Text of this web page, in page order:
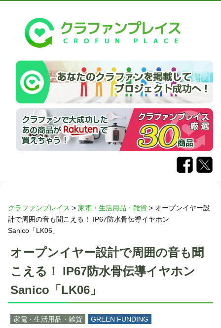
クラファンプレイス > 家電・生活用品・雑貨 > オープンイヤー設
計で周囲の音も聞こえる！ IP67防水骨伝導イヤホン
Sanico「LK06」
オープンイヤー設計で周囲の音も聞
こえる！ IP67防水骨伝導イヤホン
Sanico「LK06」
家電・生活用品・雑貨 GREEN FUNDING